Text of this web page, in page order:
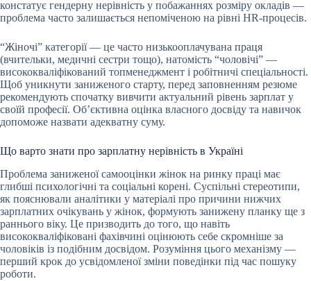
констатує гендерну нерівність у побажаннях розміру окладів —
проблема часто залишається непоміченою на рівні HR-процесів.
“Жіночі” категорії — це часто низькооплачувана праця
(вчительки, медичні сестри тощо), натомість “чоловічі” —
висококваліфікований топменеджмент і робітничі спеціальності.
Щоб уникнути заниженого старту, перед заповненням резюме
рекомендують спочатку вивчити актуальний рівень зарплат у
своїй професії. Об’єктивна оцінка власного досвіду та навичок
допоможе назвати адекватну суму.
Що варто знати про зарплатну нерівність в Україні
Проблема заниженої самооцінки жінок на ринку праці має
глибші психологічні та соціальні корені. Суспільні стереотипи,
як пояснювали аналітики у матеріалі про причини нижчих
зарплатних очікувань у жінок, формують занижену планку ще з
раннього віку. Це призводить до того, що навіть
висококваліфіковані фахівчині оцінюють себе скромніше за
чоловіків із подібним досвідом. Розуміння цього механізму —
перший крок до усвідомленої зміни поведінки під час пошуку
роботи.